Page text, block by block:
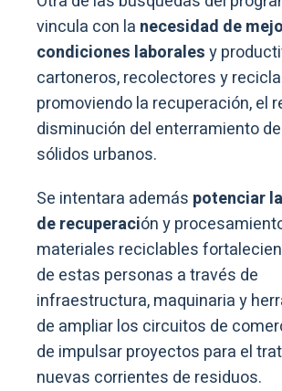
vincula con la necesidad de
condiciones laboralesy
cartoneros, recolectores y
promoviendo la recuperación, el
disminución del enterramiento
sólidos urbanos.
Se intentara además potenciar
de recuperación y
materiales reciclables
de estas personas a través de
infraestructura, maquinaria y
de ampliar los circuitos de
de impulsar proyectos para el
nuevas corrientes de residuos.